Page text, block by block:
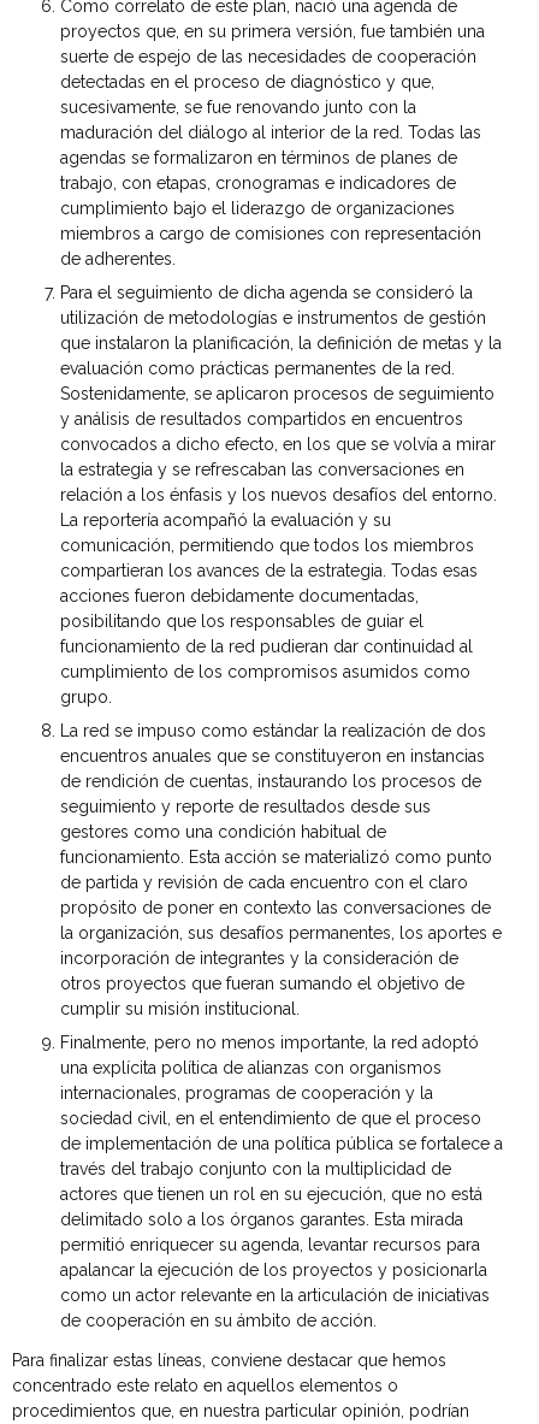
Como correlato de este plan, nació una agenda de
proyectos que, en su primera versión, fue también una
suerte de espejo de las necesidades de cooperación
detectadas en el proceso de diagnóstico y que,
sucesivamente, se fue renovando junto con la
maduración del diálogo al interior de la red. Todas las
agendas se formalizaron en términos de planes de
trabajo, con etapas, cronogramas e indicadores de
cumplimiento bajo el liderazgo de organizaciones
miembros a cargo de comisiones con representación
de adherentes.
Para el seguimiento de dicha agenda se consideró la
utilización de metodologías e instrumentos de gestión
que instalaron la planificación, la definición de metas y la
evaluación como prácticas permanentes de la red.
Sostenidamente, se aplicaron procesos de seguimiento
y análisis de resultados compartidos en encuentros
convocados a dicho efecto, en los que se volvía a mirar
la estrategia y se refrescaban las conversaciones en
relación a los énfasis y los nuevos desafíos del entorno.
La reportería acompañó la evaluación y su
comunicación, permitiendo que todos los miembros
compartieran los avances de la estrategia. Todas esas
acciones fueron debidamente documentadas,
posibilitando que los responsables de guiar el
funcionamiento de la red pudieran dar continuidad al
cumplimiento de los compromisos asumidos como
grupo.
La red se impuso como estándar la realización de dos
encuentros anuales que se constituyeron en instancias
de rendición de cuentas, instaurando los procesos de
seguimiento y reporte de resultados desde sus
gestores como una condición habitual de
funcionamiento. Esta acción se materializó como punto
de partida y revisión de cada encuentro con el claro
propósito de poner en contexto las conversaciones de
la organización, sus desafíos permanentes, los aportes e
incorporación de integrantes y la consideración de
otros proyectos que fueran sumando el objetivo de
cumplir su misión institucional.
Finalmente, pero no menos importante, la red adoptó
una explícita política de alianzas con organismos
internacionales, programas de cooperación y la
sociedad civil, en el entendimiento de que el proceso
de implementación de una política pública se fortalece a
través del trabajo conjunto con la multiplicidad de
actores que tienen un rol en su ejecución, que no está
delimitado solo a los órganos garantes. Esta mirada
permitió enriquecer su agenda, levantar recursos para
apalancar la ejecución de los proyectos y posicionarla
como un actor relevante en la articulación de iniciativas
de cooperación en su ámbito de acción.
Para finalizar estas líneas, conviene destacar que hemos
concentrado este relato en aquellos elementos o
procedimientos que, en nuestra particular opinión, podrían